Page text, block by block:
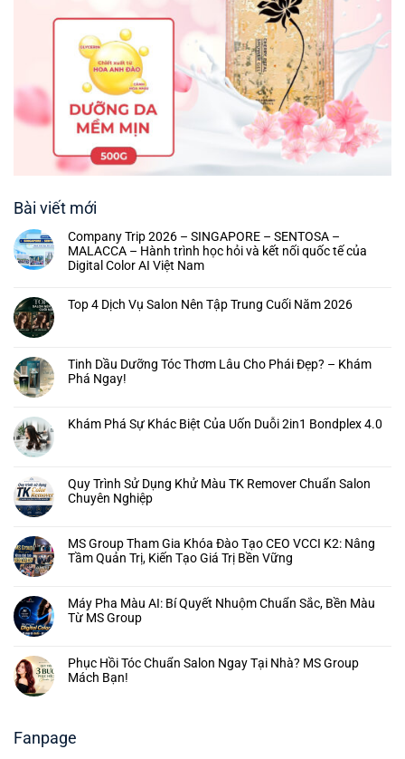
Bài viết mới
Company Trip 2026 – SINGAPORE – SENTOSA –
MALACCA – Hành trình học hỏi và kết nối quốc tế của
Digital Color AI Việt Nam
Top 4 Dịch Vụ Salon Nên Tập Trung Cuối Năm 2026
Tinh Dầu Dưỡng Tóc Thơm Lâu Cho Phái Đẹp? – Khám
Phá Ngay!
Khám Phá Sự Khác Biệt Của Uốn Duỗi 2in1 Bondplex 4.0
Quy Trình Sử Dụng Khử Màu TK Remover Chuẩn Salon
Chuyên Nghiệp
MS Group Tham Gia Khóa Đào Tạo CEO VCCI K2: Nâng
Tầm Quản Trị, Kiến Tạo Giá Trị Bền Vững
Máy Pha Màu AI: Bí Quyết Nhuộm Chuẩn Sắc, Bền Màu
Từ MS Group
Phục Hồi Tóc Chuẩn Salon Ngay Tại Nhà? MS Group
Mách Bạn!
Fanpage